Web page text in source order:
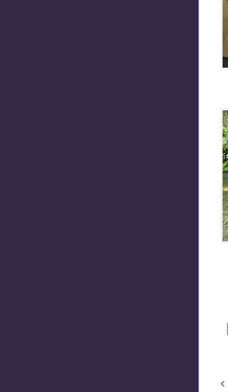
‹